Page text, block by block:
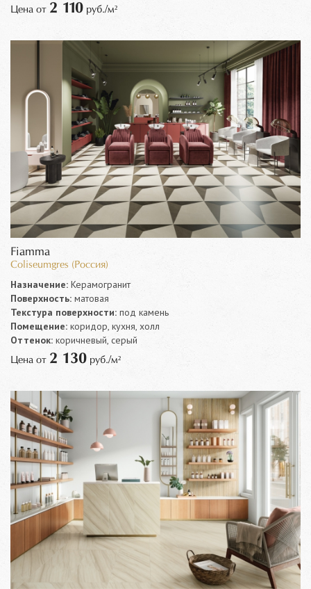
Цена от 2 110 руб./м²
Fiamma
Coliseumgres (Россия)
Назначение: Керамогранит
Поверхность: матовая
Текстура поверхности: под камень
Помещение: коридор, кухня, холл
Оттенок: коричневый, серый
Цена от 2 130 руб./м²